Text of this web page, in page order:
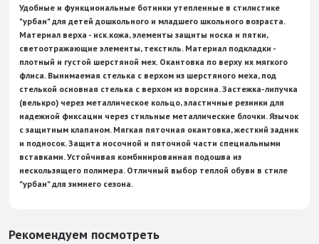
Удобные и функциональные ботинки утепленные в стилистике
"урбан" для детей дошкольного и младшего школьного возраста.
Материал верха - иск.кожа, элементы защиты носка и пятки,
светоотражающие элементы, текстиль. Материал подкладки -
плотный и густой шерстяной мех. Окантовка по верху их мягкого
флиса. Вынимаемая стелька с верхом из шерстяного меха, под
стелькой основная стелька с верхом из ворсина. Застежка-липучка
(велькро) через металлическое кольцо, эластичные резинки для
надежной фиксации через стильные металлические блочки. Язычок
с защитным клапаном. Мягкая пяточная окантовка, жесткий задник
и подносок. Защита носочной и пяточной части специальными
вставками. Устойчивая комбинированная подошва из
нескользящего полимера. Отличный выбор теплой обуви в стиле
"урбан" для зимнего сезона.
Рекомендуем посмотреть